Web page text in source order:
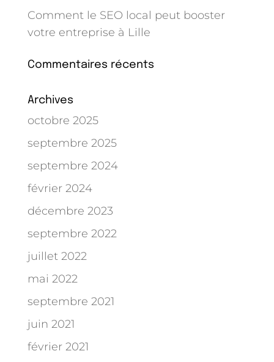
Comment le SEO local peut booster
votre entreprise à Lille
Commentaires récents
Archives
octobre 2025
septembre 2025
septembre 2024
février 2024
décembre 2023
septembre 2022
juillet 2022
mai 2022
septembre 2021
juin 2021
février 2021